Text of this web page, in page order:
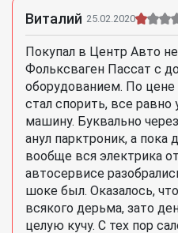
Виталий 25.02.2020
Покупал в Центр Авто
Фольксваген Пассат с
оборудованием. По цене
стал спорить, все
машину. Буквально
анул парктроник, а пока
вообще вся электрика
автосервисе
шоке был. Оказалось,
всякого дерьма, зато
целую кучу. С тех пор